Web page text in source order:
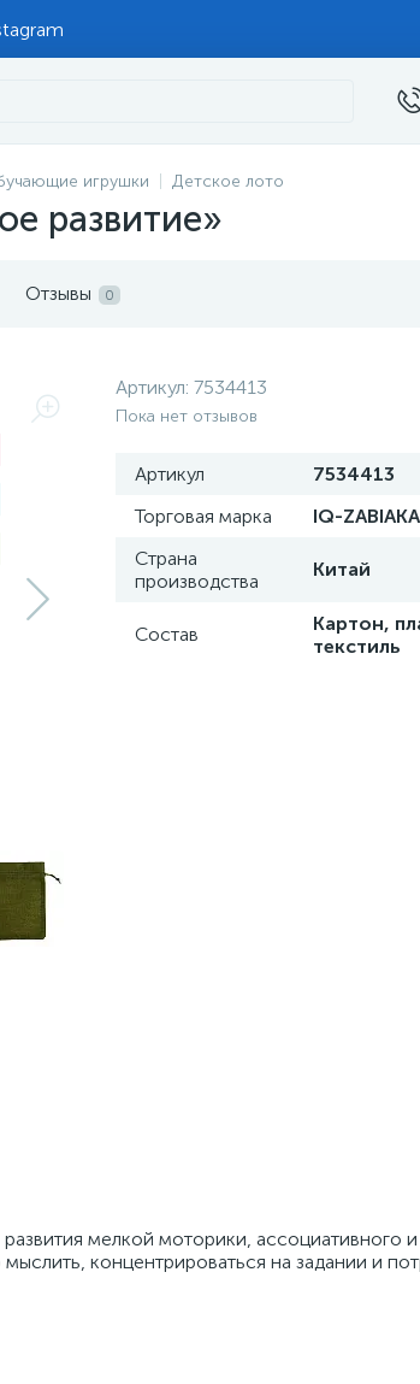
игрушки Детское лото
развитие»
Отзывы 0
Артикул: 7534413
Пока нет отзывов
Артикул
7534413
Торговая марка
IQ-ZABIAKA
Страна
производства
Китай
Состав
Картон,
текстиль
мелкой моторики, ассоциативного
концентрироваться на задании и